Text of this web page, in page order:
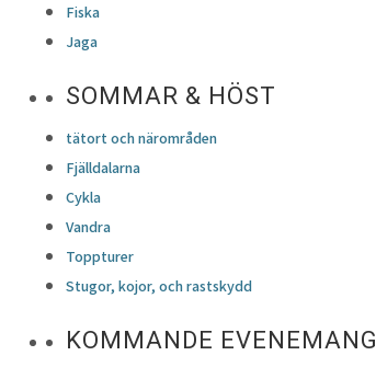
Fiska
Jaga
SOMMAR & HÖST
tätort och närområden
Fjälldalarna
Cykla
Vandra
Toppturer
Stugor, kojor, och rastskydd
KOMMANDE EVENEMANG